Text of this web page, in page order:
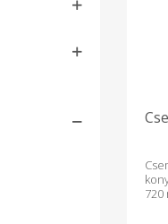
720